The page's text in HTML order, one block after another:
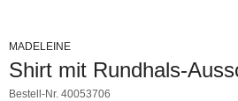
MADELEINE
Shirt mit Rundhals-
Bestell-Nr. 40053706